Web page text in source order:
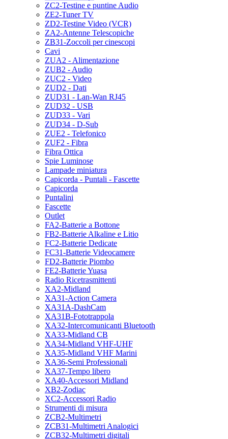
ZC2-Testine e puntine Audio
ZE2-Tuner TV
ZD2-Testine Video (VCR)
ZA2-Antenne Telescopiche
ZB31-Zoccoli per cinescopi
Cavi
ZUA2 - Alimentazione
ZUB2 - Audio
ZUC2 - Video
ZUD2 - Dati
ZUD31 - Lan-Wan RJ45
ZUD32 - USB
ZUD33 - Vari
ZUD34 - D-Sub
ZUE2 - Telefonico
ZUF2 - Fibra
Fibra Ottica
Spie Luminose
Lampade miniatura
Capicorda - Puntali - Fascette
Capicorda
Puntalini
Fascette
Outlet
FA2-Batterie a Bottone
FB2-Batterie Alkaline e Litio
FC2-Batterie Dedicate
FC31-Batterie Videocamere
FD2-Batterie Piombo
FE2-Batterie Yuasa
Radio Ricetrasmittenti
XA2-Midland
XA31-Action Camera
XA31A-DashCam
XA31B-Fototrappola
XA32-Intercomunicanti Bluetooth
XA33-Midland CB
XA34-Midland VHF-UHF
XA35-Midland VHF Marini
XA36-Semi Professionali
XA37-Tempo libero
XA40-Accessori Midland
XB2-Zodiac
XC2-Accessori Radio
Strumenti di misura
ZCB2-Multimetri
ZCB31-Multimetri Analogici
ZCB32-Multimetri digitali